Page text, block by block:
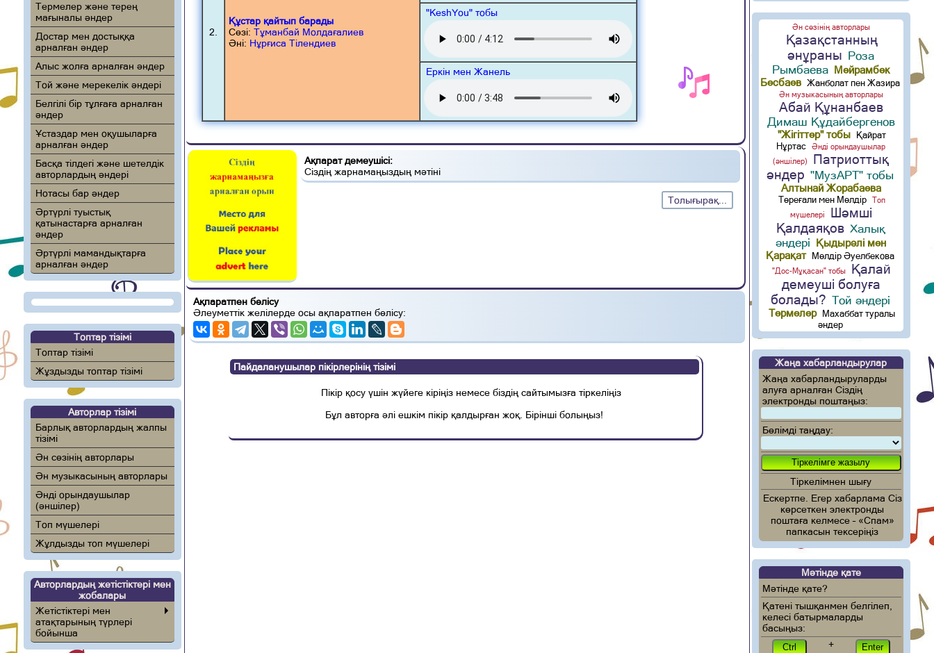
Термелер және терең
мағыналы әндер
Достар мен достыққа
арналған әндер
Алыс жолға арналған әндер
Той және мерекелік әндері
Белгілі бір тұлғаға арналған
әндер
Ұстаздар мен оқушыларға
арналған әндер
Басқа тілдегі және шетелдік
авторлардың әндері
Нотасы бар әндер
Әртүрлі туыстық
қатынастарға арналған
әндер
Әртүрлі мамандықтарға
арналған әндер
Топтар тізімі
Топтар тізімі
Жұздызды топтар тізімі
Авторлар тізімі
Барлық авторлардың жалпы
тізімі
Ән сөзінің авторлары
Ән музыкасының авторлары
Әнді орындаушылар
(әншілер)
Топ мүшелері
Жұлдызды топ мүшелері
Авторлардың жетістіктері мен
жобалары
Жетістіктері мен
атақтарының түрлері
бойынша
2.
Құстар қайтып барады
Сөзі: Тұманбай Молдағалиев
Әні: Нұрғиса Тілендиев
"KeshYou" тобы
Еркін мен Жанель
Ақпарат демеушісі:
Сіздің жарнамаңыздың мәтіні
Толығырақ...
Ақпаратпен бөлісу
Әлеуметтік желілерде осы ақпаратпен бөлісу:
Пайдаланушылар пікірлерінің тізімі
Пікір қосу үшін жүйеге кіріңіз немесе біздің сайтымызға тіркеліңіз
Бұл авторға әлі ешкім пікір қалдырған жоқ. Бірінші болыңыз!
Ән сөзінің авторлары
Қазақстанның
әнұраны Роза
Рымбаева Мейрамбек
Бесбаев Жанболат пен Жазира
Ән музыкасының авторлары
Абай Құнанбаев
Димаш Құдайбергенов
"Жігіттер" тобы
Қайрат
Нұртас
Әнді орындаушылар
(әншілер)
Патриоттық
әндер "МузАРТ" тобы
Алтынай Жорабаева
Төреғали мен Мөлдір
Топ
мүшелері
Шәмші
Қалдаяқов Халық
әндері Қыдырәлі мен
Қарақат
Мөлдір Әуелбекова
"Дос-Мұқасан" тобы
Қалай
демеуші болуға
болады? Той әндері
Термелер
Махаббат туралы
әндер
Жаңа хабарландырулар
Жаңа хабарландыруларды
алуға арналған Сіздің
электронды поштаңыз:
Бөлімді таңдау:
Тіркелімнен шығу
Ескертпе. Егер хабарлама Сіз
көрсеткен электронды
поштаға келмесе – «Спам»
папкасын тексеріңіз
Мәтінде қате
Мәтінде қате?
Қатені тышқанмен белгілеп,
келесі батырмаларды
басыңыз:
+